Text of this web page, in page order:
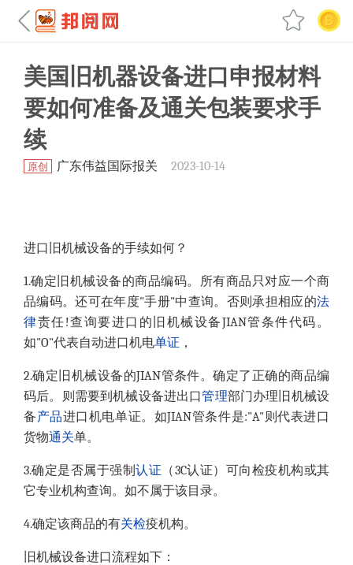
美国旧机器设备进口申报材料
要如何准备及通关包装要求手
续
原创 广东伟益国际报关 2023-10-14
进口旧机械设备的手续如何？
1.确定旧机械设备的商品编码。所有商品只对应一个商
品编码。还可在年度"手册"中查询。否则承担相应的法
律责任!查询要进口的旧机械设备JIAN管条件代码。
如"O"代表自动进口机电单证 ，
2.确定旧机械设备的JIAN管条件。确定了正确的商品编
码后。则需要到机械设备进出口管理部门办理旧机械设
备产品进口机电单证。如JIAN管条件是:"A"则代表进口
货物通关单。
3.确定是否属于强制认证 （3C认证）可向检疫机构或其
它专业机构查询。如不属于该目录。
4.确定该商品的有关检疫机构。
旧机械设备进口流程如下：